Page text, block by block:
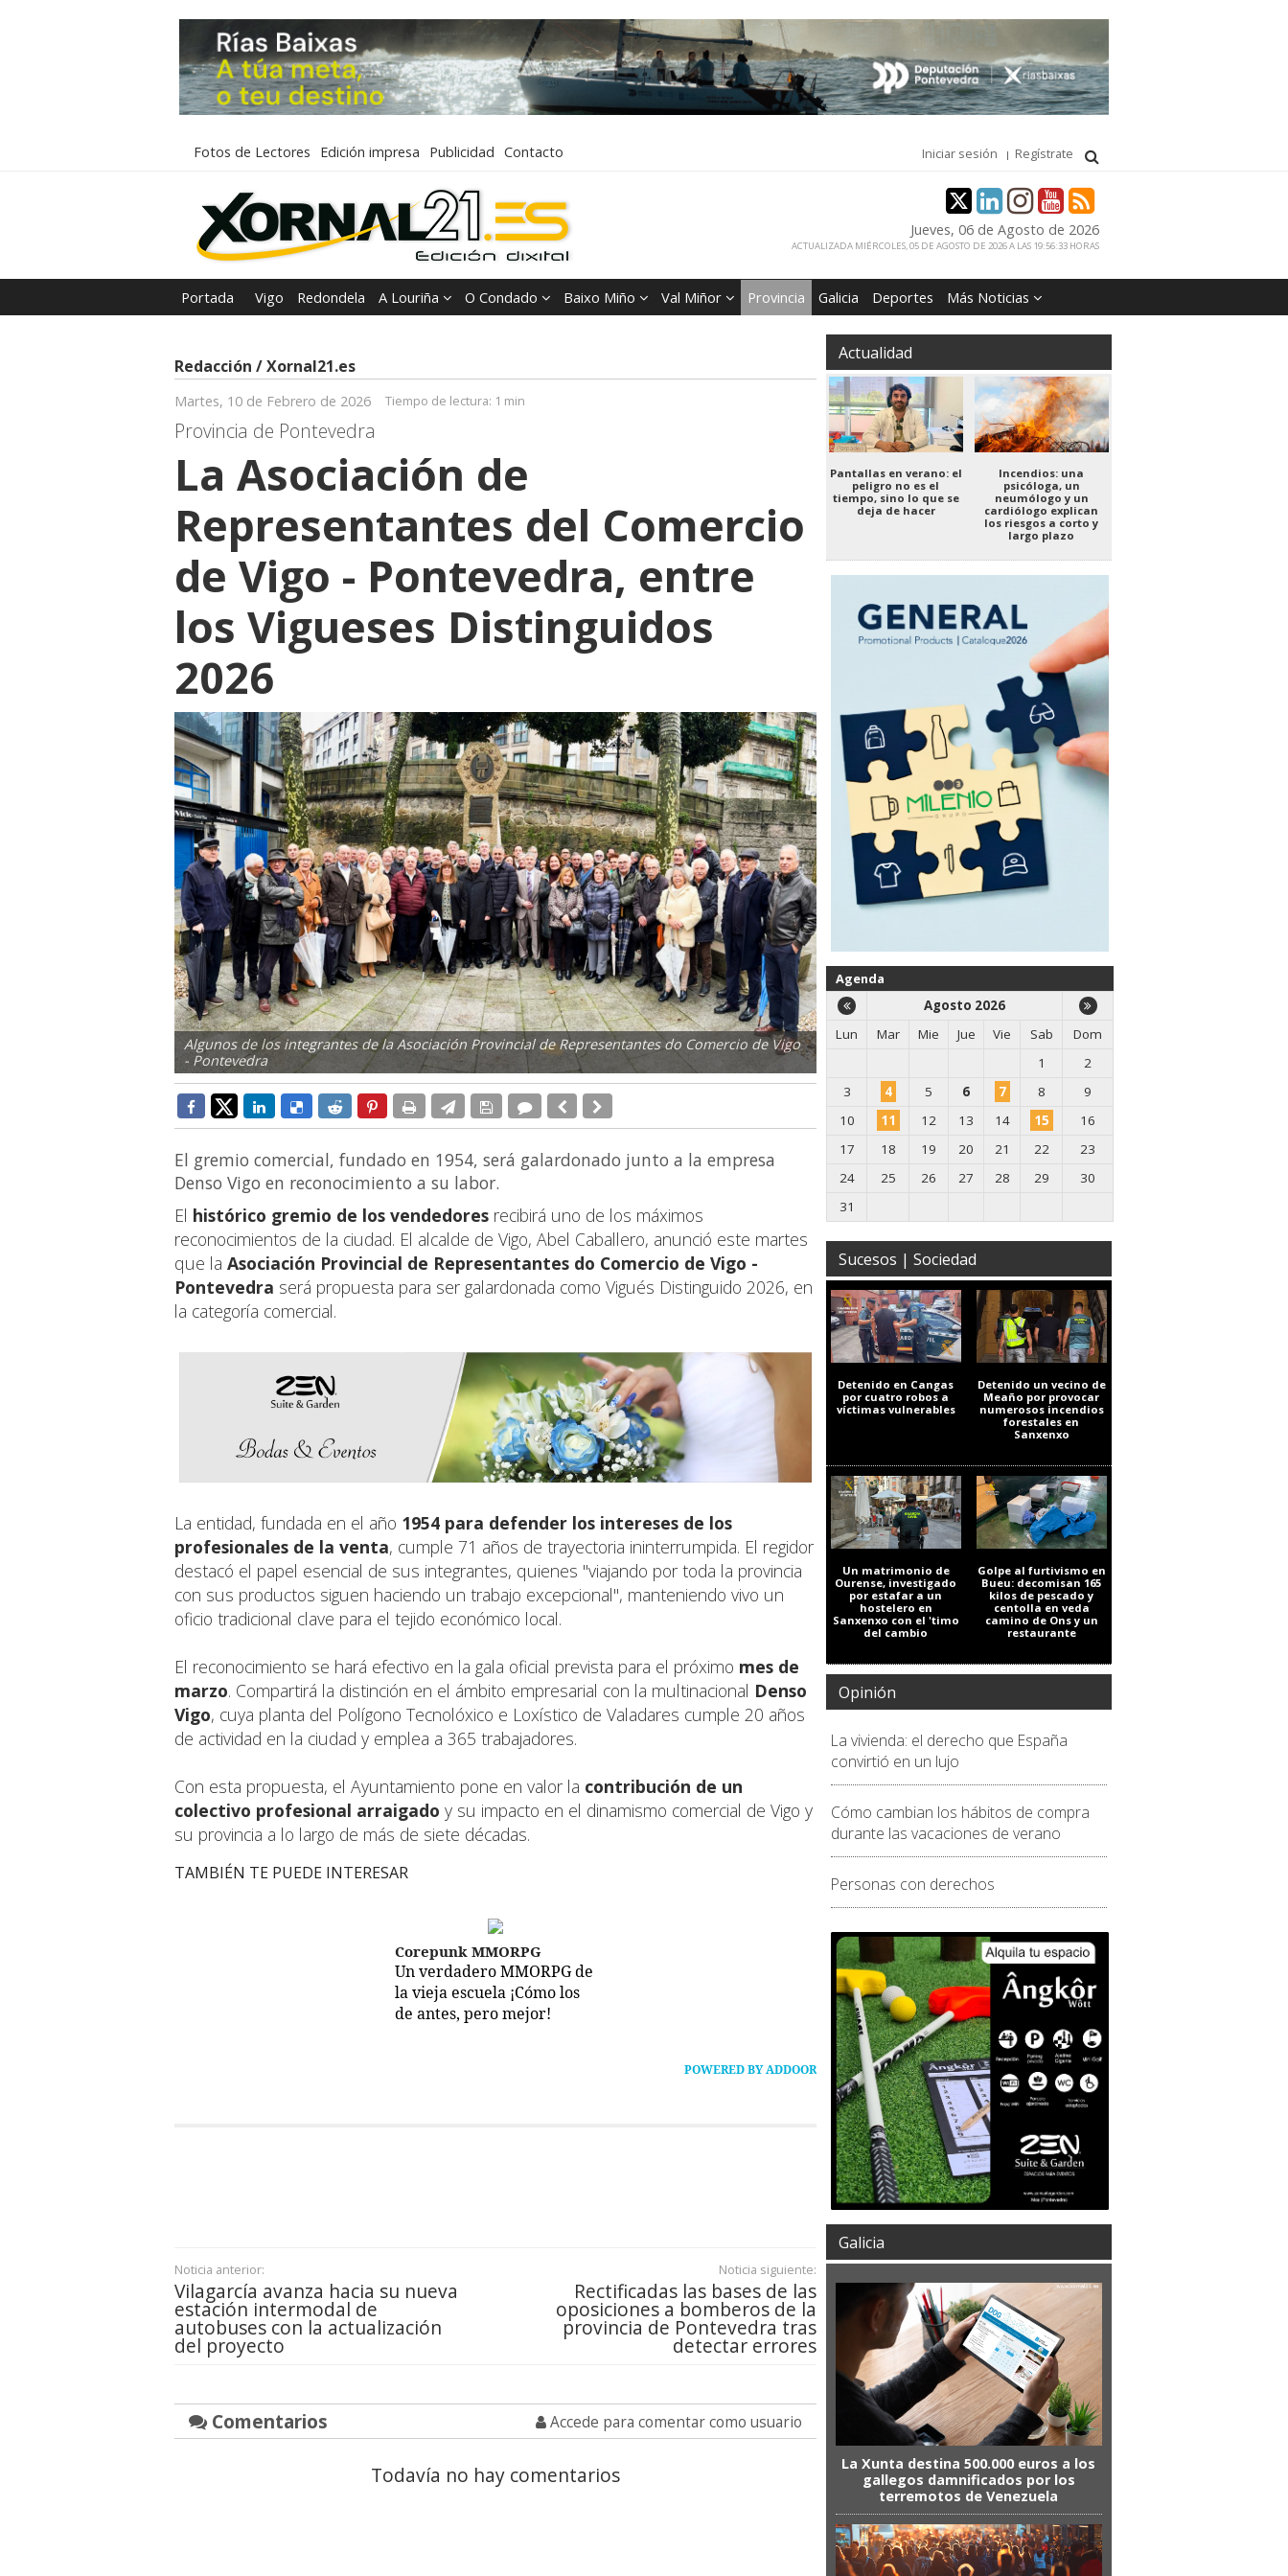
Fotos de Lectores Edición impresa Publicidad Contacto Iniciar sesión Regístrate
Jueves, 06 de Agosto de 2026
ACTUALIZADA MIÉRCOLES, 05 DE AGOSTO DE 2026 A LAS 19:56:33 HORAS
Portada Vigo Redondela A Louriña O Condado Baixo Miño Val Miñor Provincia Galicia Deportes Más Noticias
Redacción / Xornal21.es
Martes, 10 de Febrero de 2026 Tiempo de lectura: 1 min
Provincia de Pontevedra
La Asociación de
Representantes del Comercio
de Vigo - Pontevedra, entre
los Vigueses Distinguidos
2026
Algunos de los integrantes de la Asociación Provincial de Representantes do Comercio de Vigo
- Pontevedra
El gremio comercial, fundado en 1954, será galardonado junto a la empresa
Denso Vigo en reconocimiento a su labor.
El histórico gremio de los vendedores recibirá uno de los máximos
reconocimientos de la ciudad. El alcalde de Vigo, Abel Caballero, anunció este martes
que la Asociación Provincial de Representantes do Comercio de Vigo -
Pontevedra será propuesta para ser galardonada como Vigués Distinguido 2026, en
la categoría comercial.
La entidad, fundada en el año 1954 para defender los intereses de los
profesionales de la venta, cumple 71 años de trayectoria ininterrumpida. El regidor
destacó el papel esencial de sus integrantes, quienes "viajando por toda la provincia
con sus productos siguen haciendo un trabajo excepcional", manteniendo vivo un
oficio tradicional clave para el tejido económico local.
El reconocimiento se hará efectivo en la gala oficial prevista para el próximo mes de
marzo. Compartirá la distinción en el ámbito empresarial con la multinacional Denso
Vigo, cuya planta del Polígono Tecnolóxico e Loxístico de Valadares cumple 20 años
de actividad en la ciudad y emplea a 365 trabajadores.
Con esta propuesta, el Ayuntamiento pone en valor la contribución de un
colectivo profesional arraigado y su impacto en el dinamismo comercial de Vigo y
su provincia a lo largo de más de siete décadas.
TAMBIÉN TE PUEDE INTERESAR
Corepunk MMORPG
Un verdadero MMORPG de
la vieja escuela ¡Cómo los
de antes, pero mejor!
POWERED BY ADDOOR
Noticia anterior:
Vilagarcía avanza hacia su nueva
estación intermodal de
autobuses con la actualización
del proyecto
Noticia siguiente:
Rectificadas las bases de las
oposiciones a bomberos de la
provincia de Pontevedra tras
detectar errores
Comentarios Accede para comentar como usuario
Todavía no hay comentarios
Actualidad
Pantallas en verano: el
peligro no es el
tiempo, sino lo que se
deja de hacer
Incendios: una
psicóloga, un
neumólogo y un
cardiólogo explican
los riesgos a corto y
largo plazo
Agenda
Agosto 2026
Lun
Mar Mie Jue Vie Sab
Dom
1
2
3
4 5 6 7 8
9
10
11 12 13 14 15
16
17
18 19 20 21 22
23
24
25 26 27 28 29
30
31
Sucesos | Sociedad
Detenido en Cangas
por cuatro robos a
víctimas vulnerables
Detenido un vecino de
Meaño por provocar
numerosos incendios
forestales en
Sanxenxo
Un matrimonio de
Ourense, investigado
por estafar a un
hostelero en
Sanxenxo con el 'timo
del cambio
Golpe al furtivismo en
Bueu: decomisan 165
kilos de pescado y
centolla en veda
camino de Ons y un
restaurante
Opinión
La vivienda: el derecho que España
convirtió en un lujo
Cómo cambian los hábitos de compra
durante las vacaciones de verano
Personas con derechos
Galicia
La Xunta destina 500.000 euros a los
gallegos damnificados por los
terremotos de Venezuela